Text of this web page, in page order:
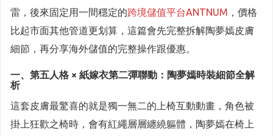
雷，後來固定用一間穩定的跨境儲值平台ANTNUM ，價格
比起市面其他管道更划算，這篇會先完整拆解陶夢嫣皮膚
細節，再分享海外儲值的完整操作跟優惠。
一、第五人格 × 紙嫁衣第二彈聯動：陶夢嫣時裝細節全解
析
這套皮膚最驚喜的就是獨一無二的上椅互動動畫，角色被
掛上狂歡之椅時，會有紅繩層層纏繞軀體，陶夢嫣在椅上